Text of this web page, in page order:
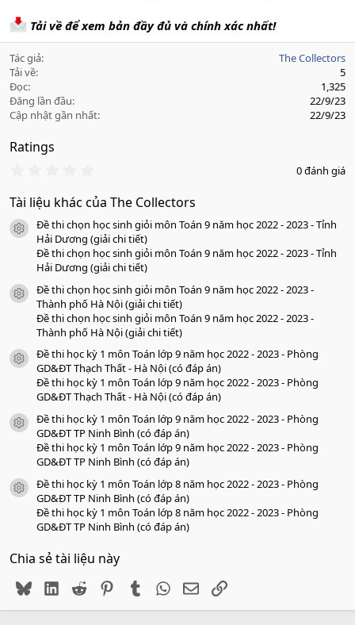
Tải về để xem bản đầy đủ và chính xác nhất!
Tác giả
The Collectors
Tải về
5
Đọc
1,325
Đăng lần đầu
22/9/23
Cập nhật gần nhất
22/9/23
Ratings
0
0
a
o
0 đánh giá
Tài liệu khác của The Collectors
icon tài liệu
Đề thi chọn học sinh giỏi môn Toán 9 năm học 2022 - 2023 - Tỉnh
Hải Dương (giải chi tiết)
Đề thi chọn học sinh giỏi môn Toán 9 năm học 2022 - 2023 - Tỉnh
Hải Dương (giải chi tiết)
icon tài liệu
Đề thi chọn học sinh giỏi môn Toán 9 năm học 2022 - 2023 -
Thành phố Hà Nội (giải chi tiết)
Đề thi chọn học sinh giỏi môn Toán 9 năm học 2022 - 2023 -
Thành phố Hà Nội (giải chi tiết)
icon tài liệu
Đề thi học kỳ 1 môn Toán lớp 9 năm học 2022 - 2023 - Phòng
GD&ĐT Thạch Thất - Hà Nội (có đáp án)
Đề thi học kỳ 1 môn Toán lớp 9 năm học 2022 - 2023 - Phòng
GD&ĐT Thạch Thất - Hà Nội (có đáp án)
icon tài liệu
Đề thi học kỳ 1 môn Toán lớp 9 năm học 2022 - 2023 - Phòng
GD&ĐT TP Ninh Bình (có đáp án)
Đề thi học kỳ 1 môn Toán lớp 9 năm học 2022 - 2023 - Phòng
GD&ĐT TP Ninh Bình (có đáp án)
icon tài liệu
Đề thi học kỳ 1 môn Toán lớp 8 năm học 2022 - 2023 - Phòng
GD&ĐT TP Ninh Bình (có đáp án)
Đề thi học kỳ 1 môn Toán lớp 8 năm học 2022 - 2023 - Phòng
GD&ĐT TP Ninh Bình (có đáp án)
Chia sẻ tài liệu này
BlueskyLinkedIn
Reddit PinterestTumblr WhatsApp
EmailLink